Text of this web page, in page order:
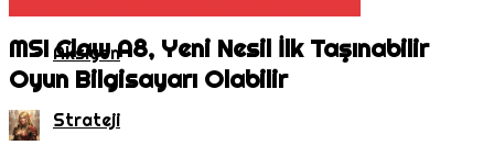
Aksiyon
Strateji
MSI Claw A8, Yeni Nesil İlk Taşınabilir
Oyun Bilgisayarı Olabilir